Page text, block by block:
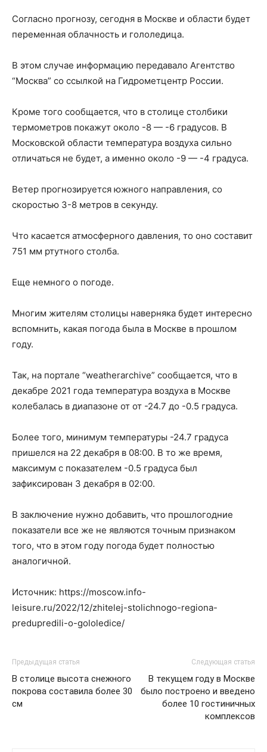
Согласно прогнозу, сегодня в Москве и области будет
переменная облачность и гололедица.
В этом случае информацию передавало Агентство
“Москва” со ссылкой на Гидрометцентр России.
Кроме того сообщается, что в столице столбики
термометров покажут около -8 — -6 градусов. В
Московской области температура воздуха сильно
отличаться не будет, а именно около -9 — -4 градуса.
Ветер прогнозируется южного направления, со
скоростью 3-8 метров в секунду.
Что касается атмосферного давления, то оно составит
751 мм ртутного столба.
Еще немного о погоде.
Многим жителям столицы наверняка будет интересно
вспомнить, какая погода была в Москве в прошлом
году.
Так, на портале “weatherarchive” сообщается, что в
декабре 2021 года температура воздуха в Москве
колебалась в диапазоне от от -24.7 до -0.5 градуса.
Более того, минимум температуры -24.7 градуса
пришелся на 22 декабря в 08:00. В то же время,
максимум с показателем -0.5 градуса был
зафиксирован 3 декабря в 02:00.
В заключение нужно добавить, что прошлогодние
показатели все же не являются точным признаком
того, что в этом году погода будет полностью
аналогичной.
Источник: https://moscow.info-
leisure.ru/2022/12/zhitelej-stolichnogo-regiona-
predupredili-o-gololedice/
Предыдущая статья
В столице высота снежного
покрова составила более 30
см
Следующая статья
В текущем году в Москве
было построено и введено
более 10 гостиничных
комплексов